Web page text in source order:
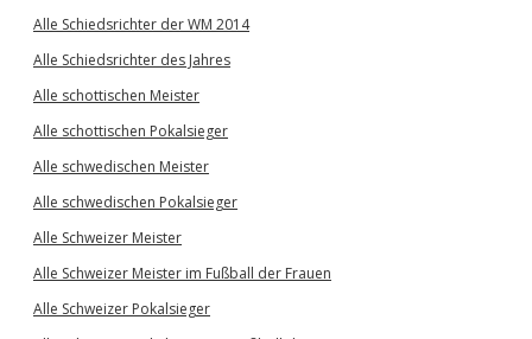
Alle Schiedsrichter der WM 2014
Alle Schiedsrichter des Jahres
Alle schottischen Meister
Alle schottischen Pokalsieger
Alle schwedischen Meister
Alle schwedischen Pokalsieger
Alle Schweizer Meister
Alle Schweizer Meister im Fußball der Frauen
Alle Schweizer Pokalsieger